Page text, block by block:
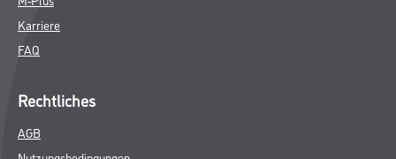
Karriere
FAQ
Rechtliches
AGB